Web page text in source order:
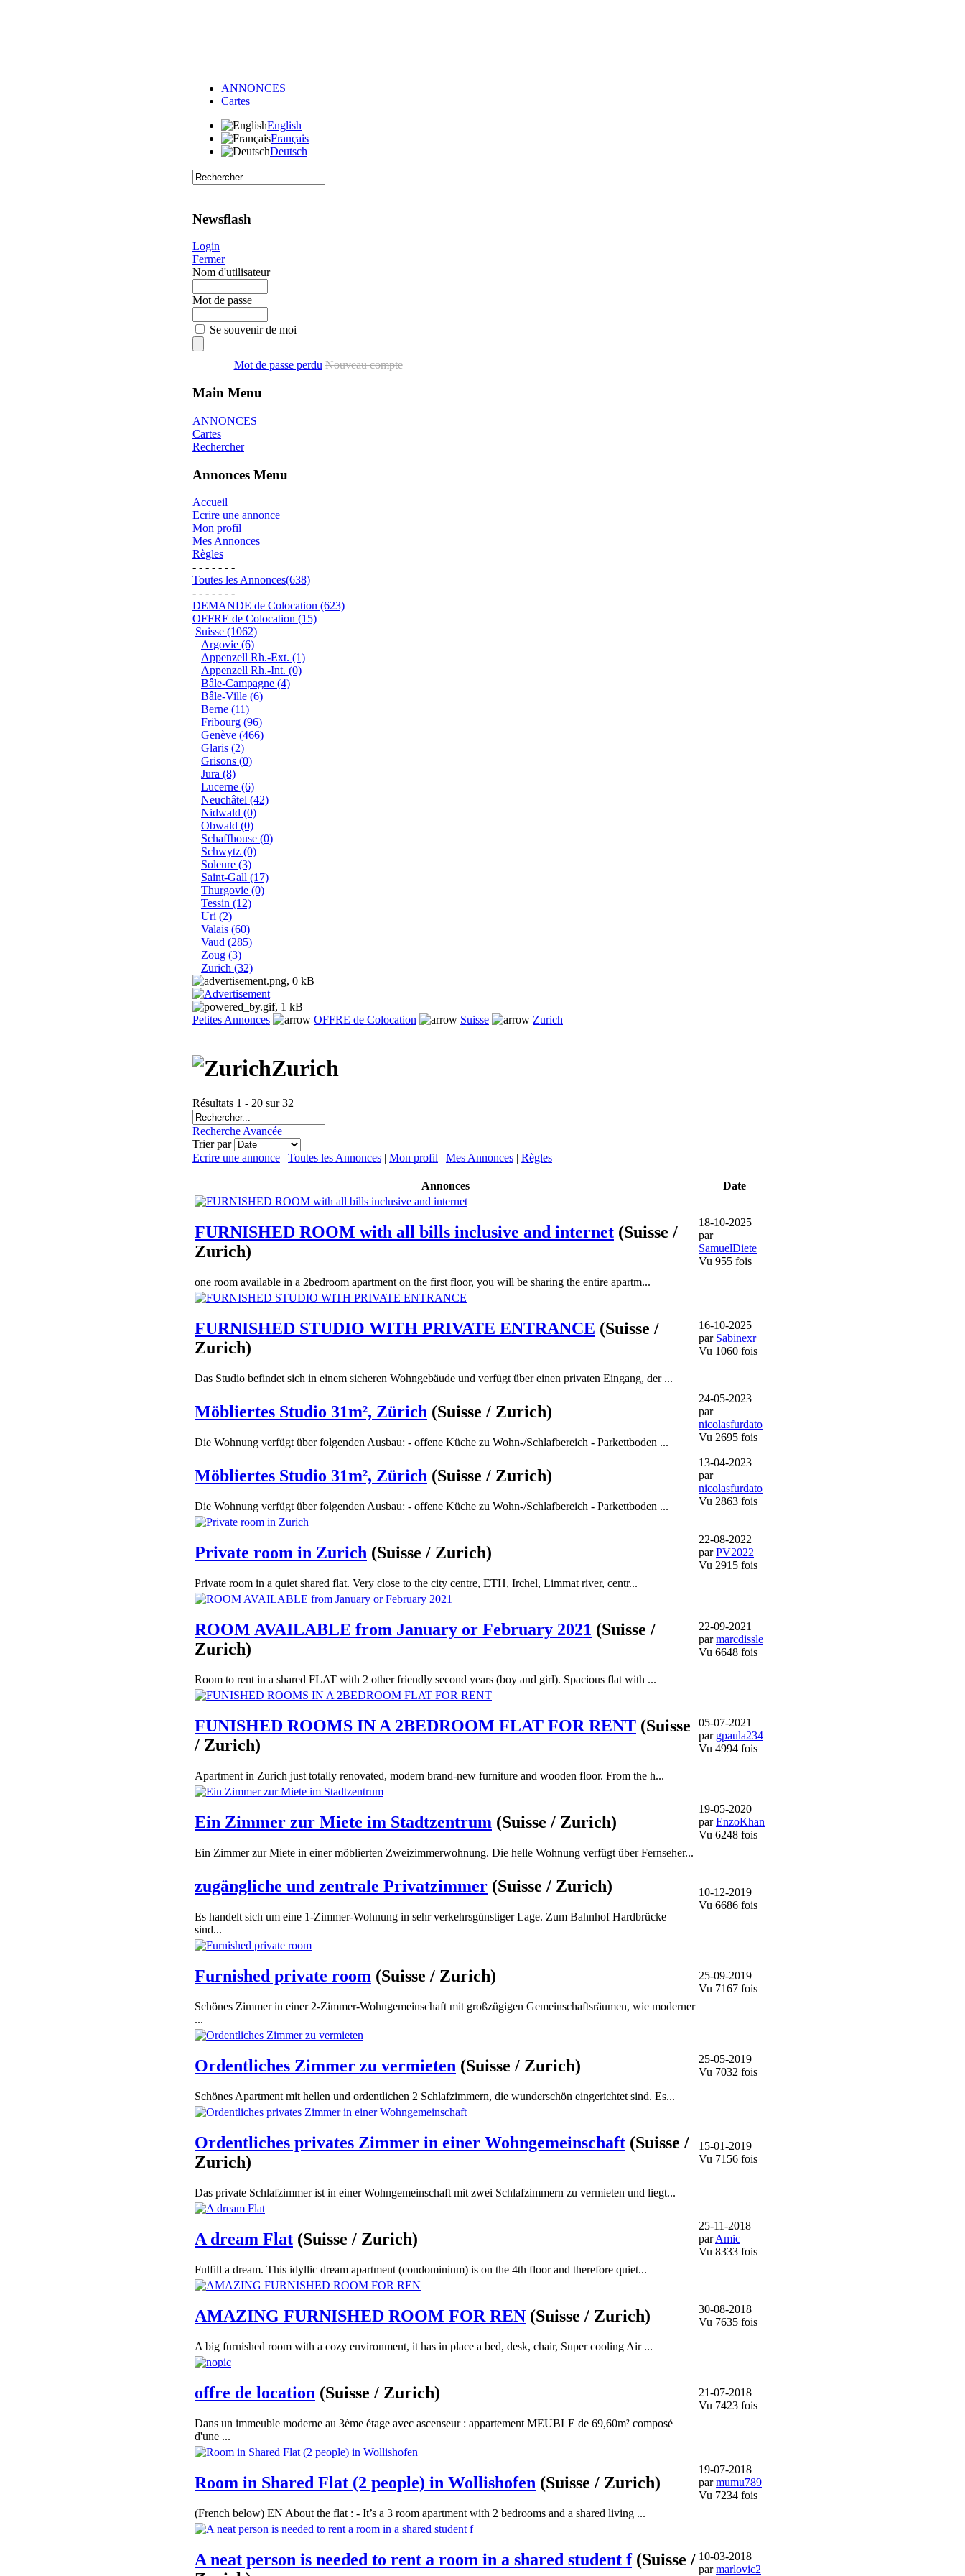
ANNONCES
Cartes
English
Français
Deutsch
Newsflash
Login
Fermer
Nom d'utilisateur
Mot de passe
Se souvenir de moi
Mot de passe perdu Nouveau compte
Main Menu
ANNONCES
Cartes
Rechercher
Annonces Menu
Accueil
Ecrire une annonce
Mon profil
Mes Annonces
Règles
- - - - - - -
Toutes les Annonces(638)
- - - - - - -
DEMANDE de Colocation (623)
OFFRE de Colocation (15)
Suisse (1062)
Argovie (6)
Appenzell Rh.-Ext. (1)
Appenzell Rh.-Int. (0)
Bâle-Campagne (4)
Bâle-Ville (6)
Berne (11)
Fribourg (96)
Genève (466)
Glaris (2)
Grisons (0)
Jura (8)
Lucerne (6)
Neuchâtel (42)
Nidwald (0)
Obwald (0)
Schaffhouse (0)
Schwytz (0)
Soleure (3)
Saint-Gall (17)
Thurgovie (0)
Tessin (12)
Uri (2)
Valais (60)
Vaud (285)
Zoug (3)
Zurich (32)
Petites Annonces OFFRE de Colocation Suisse Zurich
Zurich
Résultats 1 - 20 sur 32
Recherche Avancée
Trier par
Ecrire une annonce | Toutes les Annonces | Mon profil | Mes Annonces | Règles
Annonces Date
FURNISHED ROOM with all bills inclusive and internet (Suisse /
Zurich)
one room available in a 2bedroom apartment on the first floor, you will be sharing the entire apartm...
18-10-2025
par
SamuelDiete
Vu 955 fois
FURNISHED STUDIO WITH PRIVATE ENTRANCE (Suisse /
Zurich)
Das Studio befindet sich in einem sicheren Wohngebäude und verfügt über einen privaten Eingang, der ...
16-10-2025
par Sabinexr
Vu 1060 fois
Möbliertes Studio 31m², Zürich (Suisse / Zurich)
Die Wohnung verfügt über folgenden Ausbau: - offene Küche zu Wohn-/Schlafbereich - Parkettboden ...
24-05-2023
par
nicolasfurdato
Vu 2695 fois
Möbliertes Studio 31m², Zürich (Suisse / Zurich)
Die Wohnung verfügt über folgenden Ausbau: - offene Küche zu Wohn-/Schlafbereich - Parkettboden ...
13-04-2023
par
nicolasfurdato
Vu 2863 fois
Private room in Zurich (Suisse / Zurich)
Private room in a quiet shared flat. Very close to the city centre, ETH, Irchel, Limmat river, centr...
22-08-2022
parPV2022
Vu 2915 fois
ROOM AVAILABLE from January or February 2021 (Suisse /
Zurich)
Room to rent in a shared FLAT with 2 other friendly second years (boy and girl). Spacious flat with ...
22-09-2021
parmarcdissle
Vu 6648 fois
FUNISHED ROOMS IN A 2BEDROOM FLAT FOR RENT (Suisse
/ Zurich)
Apartment in Zurich just totally renovated, modern brand-new furniture and wooden floor. From the h...
05-07-2021
par gpaula234
Vu 4994 fois
Ein Zimmer zur Miete im Stadtzentrum (Suisse / Zurich)
Ein Zimmer zur Miete in einer möblierten Zweizimmerwohnung. Die helle Wohnung verfügt über Fernseher...
19-05-2020
parEnzoKhan
Vu 6248 fois
zugängliche und zentrale Privatzimmer (Suisse / Zurich)
Es handelt sich um eine 1-Zimmer-Wohnung in sehr verkehrsgünstiger Lage. Zum Bahnhof Hardbrücke
sind...
10-12-2019
Vu 6686 fois
Furnished private room (Suisse / Zurich)
Schönes Zimmer in einer 2-Zimmer-Wohngemeinschaft mit großzügigen Gemeinschaftsräumen, wie moderner
...
25-09-2019
Vu 7167 fois
Ordentliches Zimmer zu vermieten (Suisse / Zurich)
Schönes Apartment mit hellen und ordentlichen 2 Schlafzimmern, die wunderschön eingerichtet sind. Es...
25-05-2019
Vu 7032 fois
Ordentliches privates Zimmer in einer Wohngemeinschaft (Suisse /
Zurich)
Das private Schlafzimmer ist in einer Wohngemeinschaft mit zwei Schlafzimmern zu vermieten und liegt...
15-01-2019
Vu 7156 fois
A dream Flat (Suisse / Zurich)
Fulfill a dream. This idyllic dream apartment (condominium) is on the 4th floor and therefore quiet...
25-11-2018
parAmic
Vu 8333 fois
AMAZING FURNISHED ROOM FOR REN (Suisse / Zurich)
A big furnished room with a cozy environment, it has in place a bed, desk, chair, Super cooling Air ...
30-08-2018
Vu 7635 fois
offre de location (Suisse / Zurich)
Dans un immeuble moderne au 3ème étage avec ascenseur : appartement MEUBLE de 69,60m² composé
d'une ...
21-07-2018
Vu 7423 fois
Room in Shared Flat (2 people) in Wollishofen (Suisse / Zurich)
(French below) EN About the flat : - It’s a 3 room apartment with 2 bedrooms and a shared living ...
19-07-2018
parmumu789
Vu 7234 fois
A neat person is needed to rent a room in a shared student f (Suisse / 10-03-2018
parmarlovic2